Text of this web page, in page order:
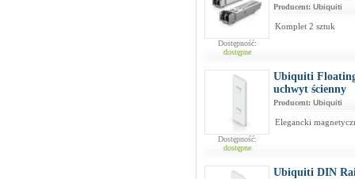
Dostępność:
dostępne
Producent: Ubiquiti
Komplet 2 sztuk
Dostępność:
dostępne
Ubiquiti
uchwyt ścienny
Producent: Ubiquiti
Elegancki
Ubiquiti DIN